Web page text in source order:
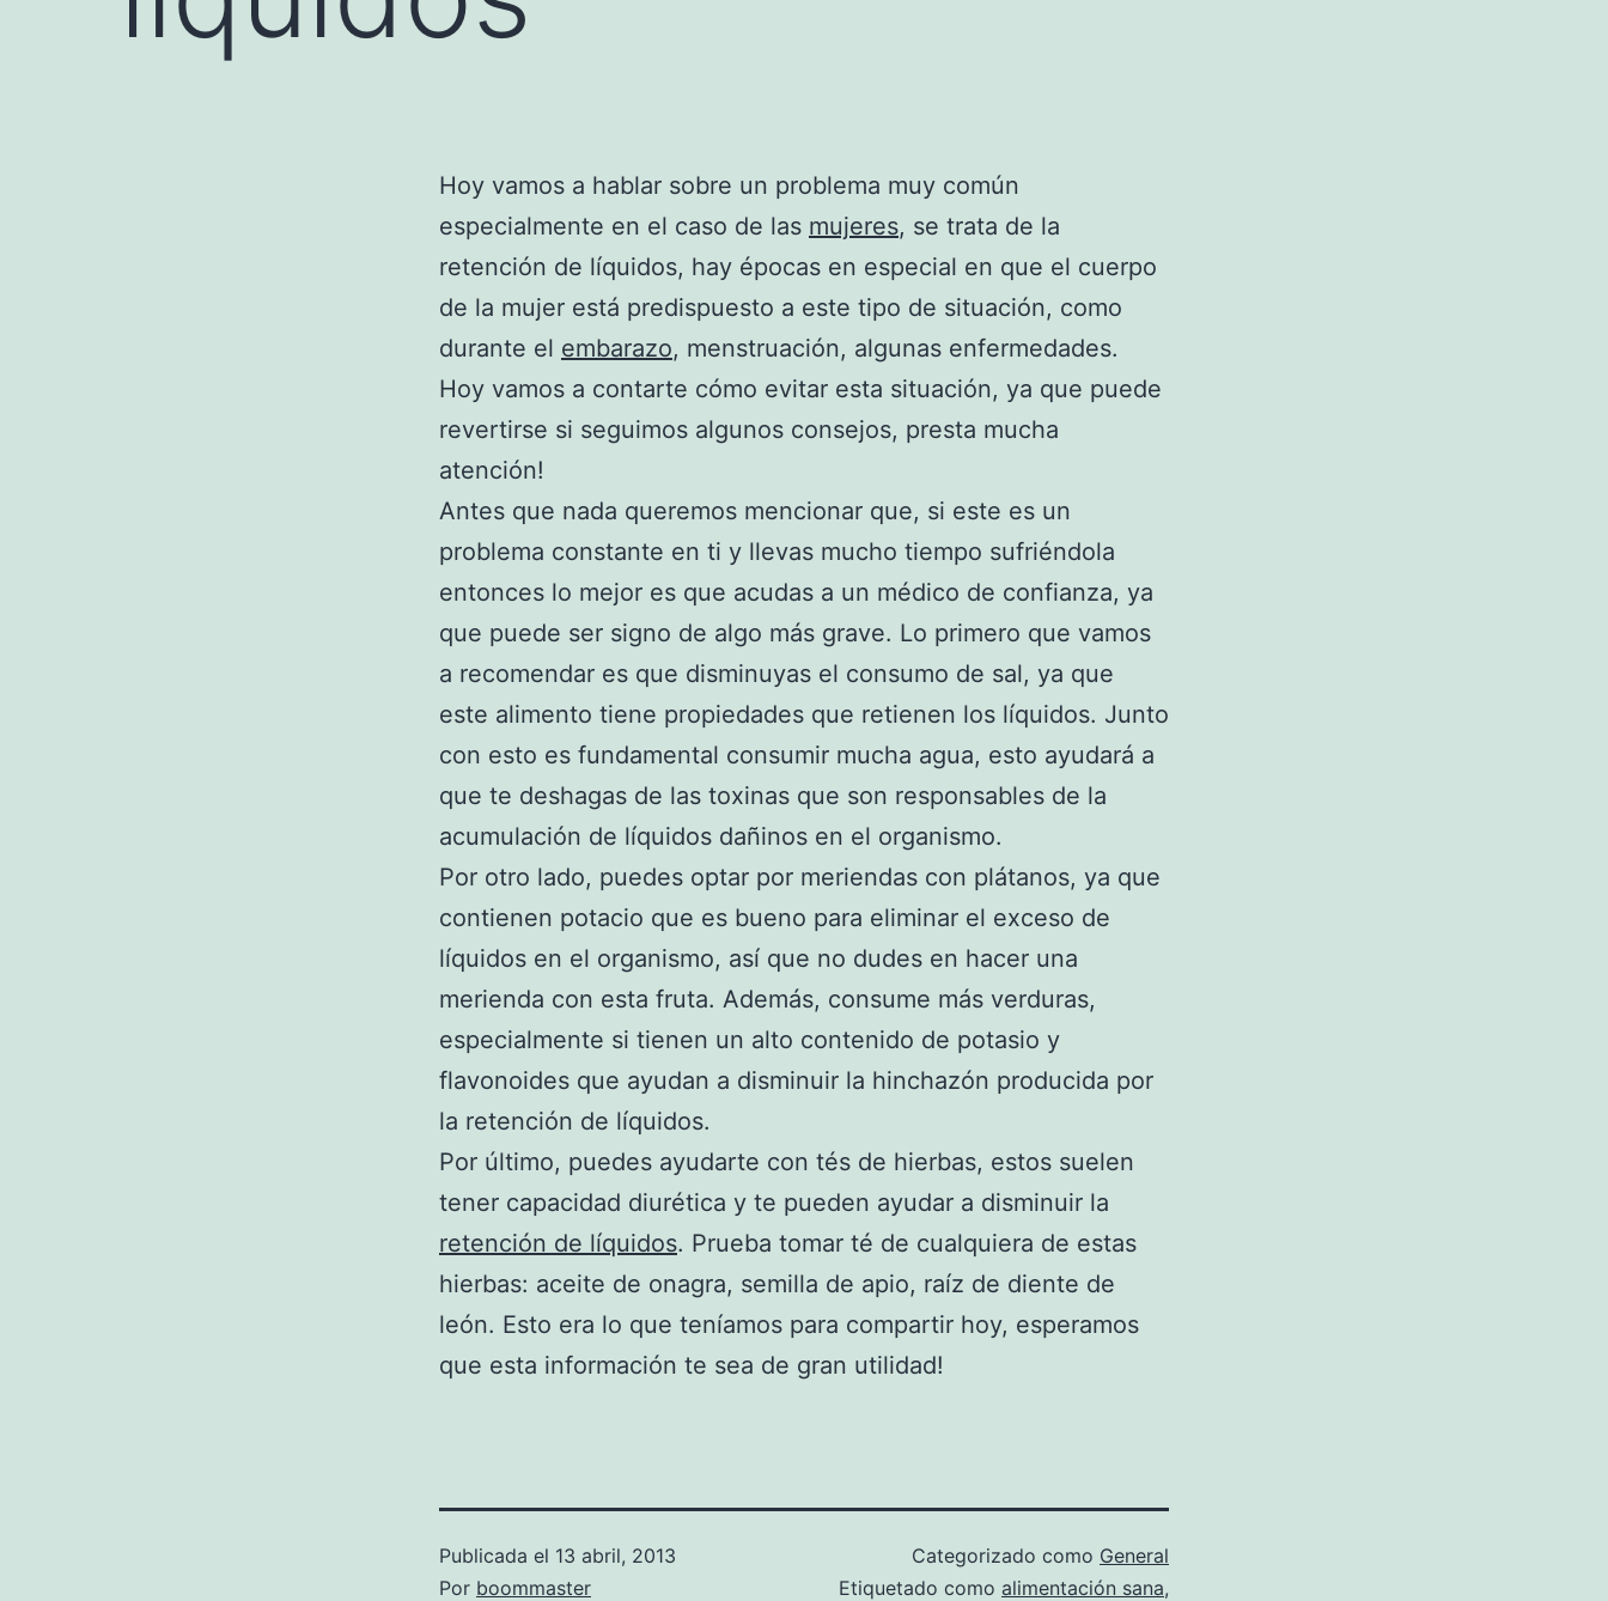
Hoy vamos a hablar sobre un problema muy común
especialmente en el caso de las mujeres, se trata de la
retención de líquidos, hay épocas en especial en que el cuerpo
de la mujer está predispuesto a este tipo de situación, como
durante el embarazo, menstruación, algunas enfermedades.
Hoy vamos a contarte cómo evitar esta situación, ya que puede
revertirse si seguimos algunos consejos, presta mucha
atención!
Antes que nada queremos mencionar que, si este es un
problema constante en ti y llevas mucho tiempo sufriéndola
entonces lo mejor es que acudas a un médico de confianza, ya
que puede ser signo de algo más grave. Lo primero que vamos
a recomendar es que disminuyas el consumo de sal, ya que
este alimento tiene propiedades que retienen los líquidos. Junto
con esto es fundamental consumir mucha agua, esto ayudará a
que te deshagas de las toxinas que son responsables de la
acumulación de líquidos dañinos en el organismo.
Por otro lado, puedes optar por meriendas con plátanos, ya que
contienen potacio que es bueno para eliminar el exceso de
líquidos en el organismo, así que no dudes en hacer una
merienda con esta fruta. Además, consume más verduras,
especialmente si tienen un alto contenido de potasio y
flavonoides que ayudan a disminuir la hinchazón producida por
la retención de líquidos.
Por último, puedes ayudarte con tés de hierbas, estos suelen
tener capacidad diurética y te pueden ayudar a disminuir la
retención de líquidos. Prueba tomar té de cualquiera de estas
hierbas: aceite de onagra, semilla de apio, raíz de diente de
león. Esto era lo que teníamos para compartir hoy, esperamos
que esta información te sea de gran utilidad!
Publicada el 13 abril, 2013
Por boommaster
Categorizado como General
Etiquetado como alimentación sana,